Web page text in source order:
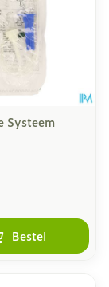
Systeem
Bestel